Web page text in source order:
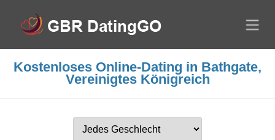
Kostenloses Online-Dating in Bathgate,
Vereinigtes Königreich